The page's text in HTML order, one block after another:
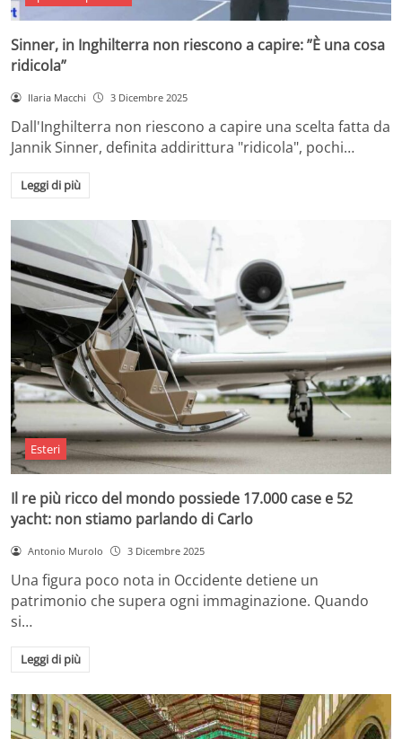
Sinner, in Inghilterra non riescono a capire: ”È una cosa
ridicola”
Ilaria Macchi 3 Dicembre 2025
Dall'Inghilterra non riescono a capire una scelta fatta da
Jannik Sinner, definita addirittura "ridicola", pochi…
Leggi di più
Esteri
Il re più ricco del mondo possiede 17.000 case e 52
yacht: non stiamo parlando di Carlo
Antonio Murolo 3 Dicembre 2025
Una figura poco nota in Occidente detiene un
patrimonio che supera ogni immaginazione. Quando
si…
Leggi di più